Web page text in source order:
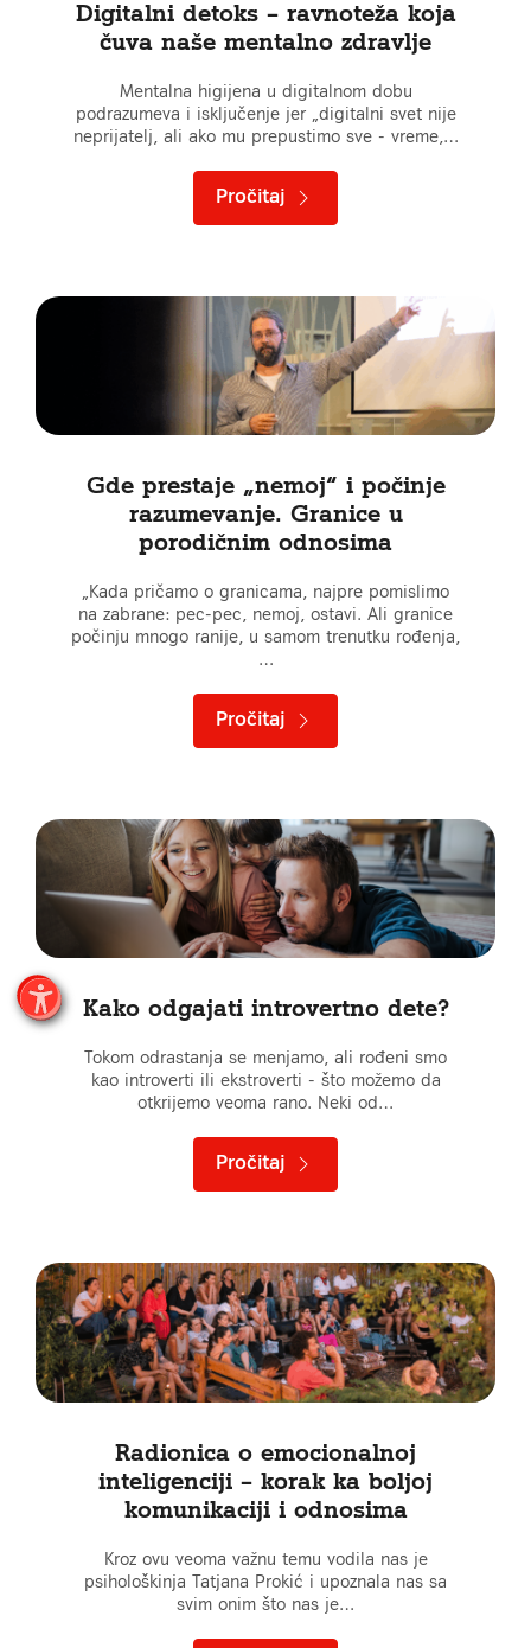
Digitalni detoks – ravnoteža koja
čuva naše mentalno zdravlje
Mentalna higijena u digitalnom dobu
podrazumeva i isključenje jer „digitalni svet nije
neprijatelj, ali ako mu prepustimo sve - vreme,…
Pročitaj
Gde prestaje „nemoj“ i počinje
razumevanje. Granice u
porodičnim odnosima
„Kada pričamo o granicama, najpre pomislimo
na zabrane: pec-pec, nemoj, ostavi. Ali granice
počinju mnogo ranije, u samom trenutku rođenja,
…
Pročitaj
Kako odgajati introvertno dete?
Tokom odrastanja se menjamo, ali rođeni smo
kao introverti ili ekstroverti - što možemo da
otkrijemo veoma rano. Neki od…
Pročitaj
Radionica o emocionalnoj
inteligenciji – korak ka boljoj
komunikaciji i odnosima
Kroz ovu veoma važnu temu vodila nas je
psihološkinja Tatjana Prokić i upoznala nas sa
svim onim što nas je…